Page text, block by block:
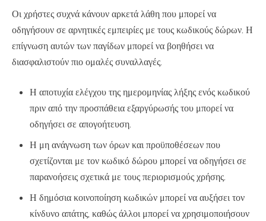
Οι χρήστες συχνά κάνουν αρκετά λάθη που μπορεί να
οδηγήσουν σε αρνητικές εμπειρίες με τους κωδικούς δώρων. Η
επίγνωση αυτών των παγίδων μπορεί να βοηθήσει να
διασφαλιστούν πιο ομαλές συναλλαγές.
Η αποτυχία ελέγχου της ημερομηνίας λήξης ενός κωδικού
πριν από την προσπάθεια εξαργύρωσής του μπορεί να
οδηγήσει σε απογοήτευση.
Η μη ανάγνωση των όρων και προϋποθέσεων που
σχετίζονται με τον κωδικό δώρου μπορεί να οδηγήσει σε
παρανοήσεις σχετικά με τους περιορισμούς χρήσης.
Η δημόσια κοινοποίηση κωδικών μπορεί να αυξήσει τον
κίνδυνο απάτης, καθώς άλλοι μπορεί να χρησιμοποιήσουν